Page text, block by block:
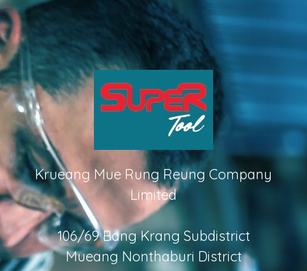
Krueang Mue Rung Reung Company
Limited
106/69 Bang Krang Subdistrict
Mueang Nonthaburi District